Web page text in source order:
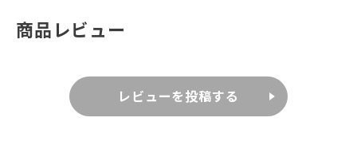
商品レビュー
レビューを投稿する